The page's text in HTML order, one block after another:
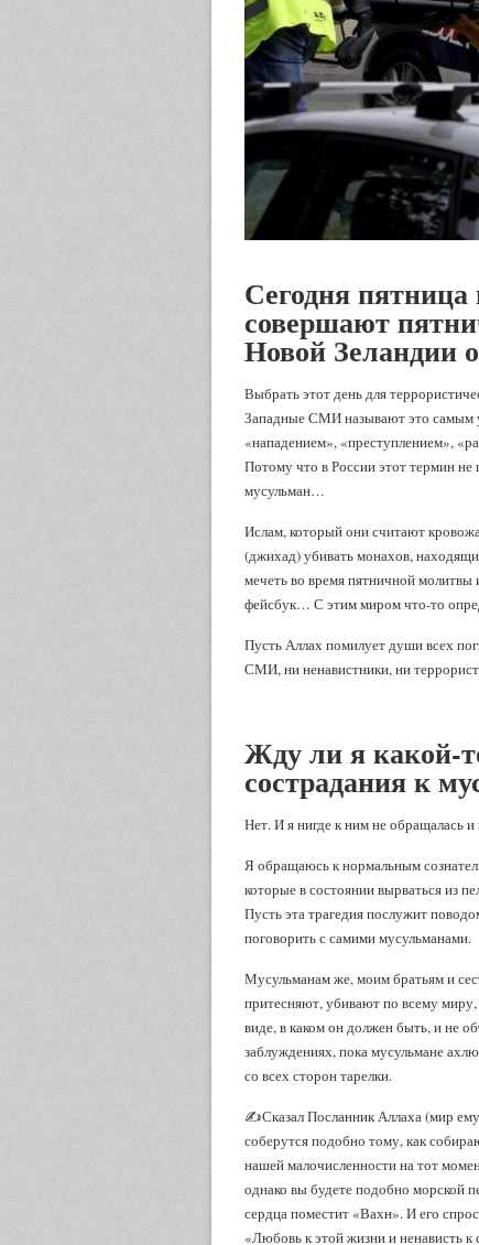
Сегодня
совершают
Новой Зеландии
Выбрать этот день для
Западные СМИ называют это самым
«нападением», «преступлением»,
Потому что в России этот термин
мусульман…
Ислам, который они считают
(джихад) убивать монахов,
мечеть во время пятничной молитвы
фейсбук… С этим миром что-то
Пусть Аллах помилует души всех
СМИ, ни ненавистники, ни
Жду ли я какой-
сострадания к
Нет. И я нигде к ним не обращалась и
Я обращаюсь к нормальным
которые в состоянии вырваться из
Пусть эта трагедия послужит
поговорить с самими мусульманами.
Мусульманам же, моим братьям и
притесняют, убивают по всему
виде, в каком он должен быть, и не
заблуждениях, пока мусульмане
со всех сторон тарелки.
✍️Сказал Посланник Аллаха (мир
соберутся подобно тому, как
нашей малочисленности на тот
однако вы будете подобно морской
сердца поместит «Вахн». И его
«Любовь к этой жизни и ненависть